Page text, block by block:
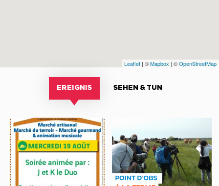
Leaflet | ©Mapbox | ©OpenStreetMap
EREIGNIS SEHEN & TUN
Marché
semi-
nocturne
Festiv’Michelaise
WANDERUNG
„DIE
VÖGEL
DES